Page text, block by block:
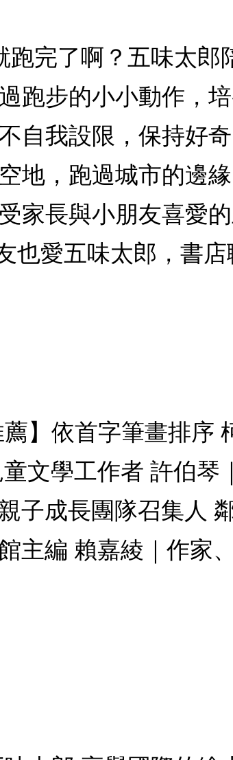
跑完了啊？五味太郎
跑步的小小動作，
自我設限，保持好
地，跑過城市的邊
長與小朋友喜愛的
也愛五味太郎，書
】依首字筆畫排序
文學工作者 許伯
子成長團隊召集人
主編 賴嘉綾｜作家